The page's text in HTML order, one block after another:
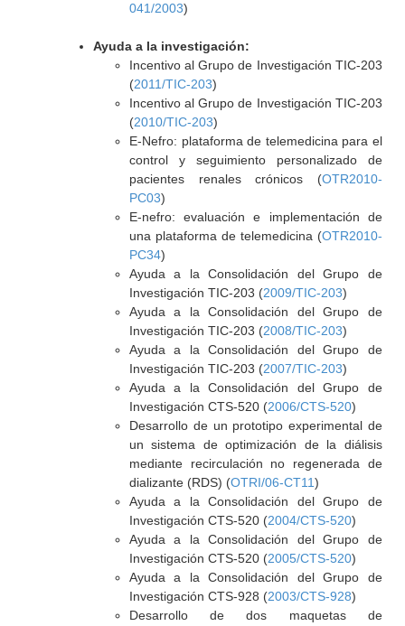
041/2003)
Ayuda a la investigación:
Incentivo al Grupo de Investigación TIC-203
(2011/TIC-203)
Incentivo al Grupo de Investigación TIC-203
(2010/TIC-203)
E-Nefro: plataforma de telemedicina para el
control y seguimiento personalizado de
pacientes renales crónicos (OTR2010-
PC03)
E-nefro: evaluación e implementación de
una plataforma de telemedicina (OTR2010-
PC34)
Ayuda a la Consolidación del Grupo de
Investigación TIC-203 (2009/TIC-203)
Ayuda a la Consolidación del Grupo de
Investigación TIC-203 (2008/TIC-203)
Ayuda a la Consolidación del Grupo de
Investigación TIC-203 (2007/TIC-203)
Ayuda a la Consolidación del Grupo de
Investigación CTS-520 (2006/CTS-520)
Desarrollo de un prototipo experimental de
un sistema de optimización de la diálisis
mediante recirculación no regenerada de
dializante (RDS) (OTRI/06-CT11)
Ayuda a la Consolidación del Grupo de
Investigación CTS-520 (2004/CTS-520)
Ayuda a la Consolidación del Grupo de
Investigación CTS-520 (2005/CTS-520)
Ayuda a la Consolidación del Grupo de
Investigación CTS-928 (2003/CTS-928)
Desarrollo de dos maquetas de